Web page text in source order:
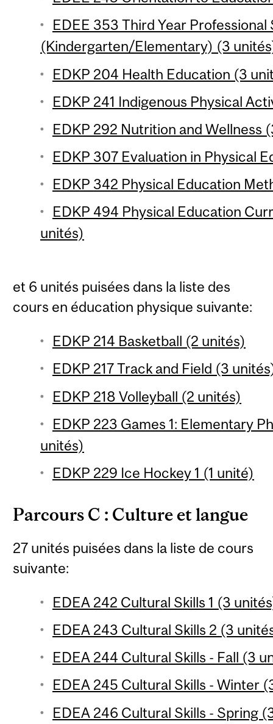
EDEE 353 Third Year Professional
(Kindergarten/Elementary) (3
EDKP 204 Health Education (3
EDKP 241 Indigenous Physical
EDKP 292 Nutrition and Wellness
EDKP 307 Evaluation in Physical
EDKP 342 Physical Education
EDKP 494 Physical Education
unités)
et 6 unités puisées dans la liste des
cours en éducation physique suivante:
EDKP 214 Basketball (2 unités)
EDKP 217 Track and Field (3
EDKP 218 Volleyball (2 unités)
EDKP 223 Games 1: Elementary
unités)
EDKP 229 Ice Hockey 1 (1 unité)
Parcours C : Culture et langue
27 unités puisées dans la liste de cours
suivante:
EDEA 242 Cultural Skills 1 (3
EDEA 243 Cultural Skills 2 (3
EDEA 244 Cultural Skills - Fall (3
EDEA 245 Cultural Skills - Winter
EDEA 246 Cultural Skills - Spring